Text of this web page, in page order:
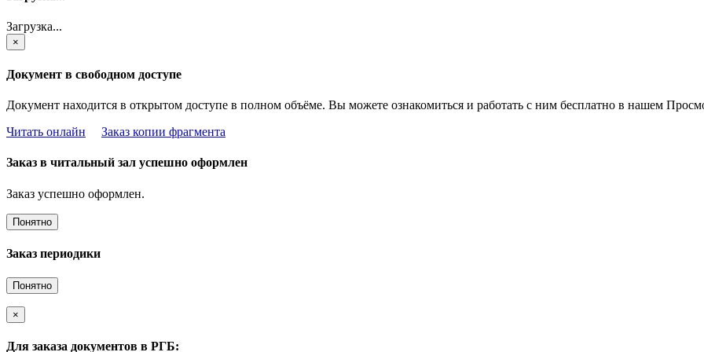
Загрузка...
×
Документ в свободном доступе
Документ находится в открытом доступе в полном объёме. Вы можете ознакомиться и работать с ним бесплатно в нашем
Читать онлайн
Заказ копии фрагмента
Заказ в читальный зал успешно оформлен
Заказ успешно оформлен.
Понятно
Заказ периодики
Понятно
×
Для заказа документов в РГБ: